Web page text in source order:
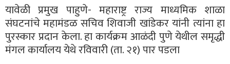
यावेळी प्रमुख पाहुणे- महाराष्ट्र राज्य माध्यमिक शाळा
संघटनांचे महामंडळ सचिव शिवाजी खांडेकर यांनी त्यांना हा
पुरस्कार प्रदान केला. हा कार्यक्रम आळंदी पुणे येथील समृद्धी
मंगल कार्यालय येथे रविवारी (ता. २१) पार पडला